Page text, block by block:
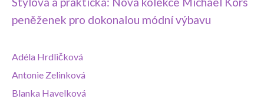
peněženek pro dokonalou módní výbavu
Adéla Hrdličková
Antonie Zelinková
Blanka Havelková